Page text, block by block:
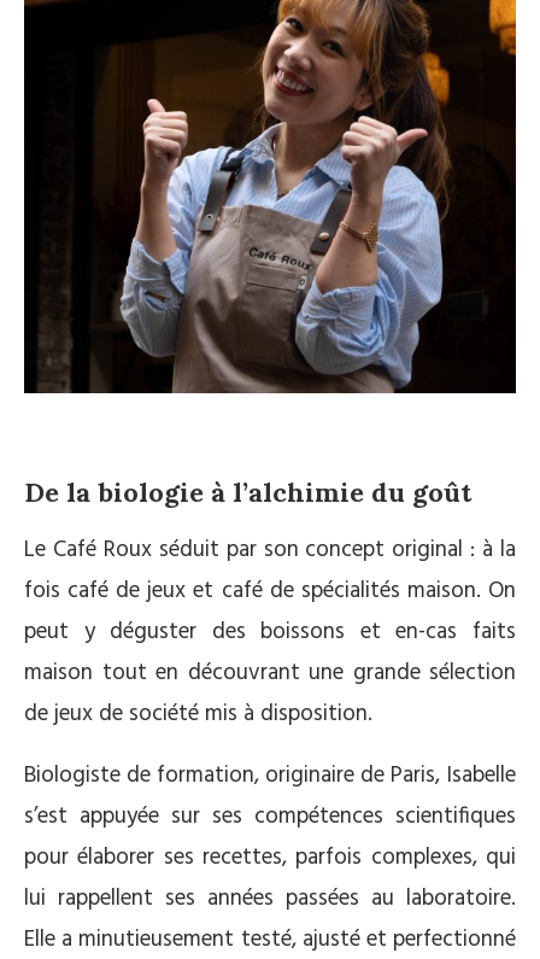
De la biologie à l’alchimie du goût
Le Café Roux séduit par son concept original : à la
fois café de jeux et café de spécialités maison. On
peut y déguster des boissons et en-cas faits
maison tout en découvrant une grande sélection
de jeux de société mis à disposition.
Biologiste de formation, originaire de Paris, Isabelle
s’est appuyée sur ses compétences scientifiques
pour élaborer ses recettes, parfois complexes, qui
lui rappellent ses années passées au laboratoire.
Elle a minutieusement testé, ajusté et perfectionné